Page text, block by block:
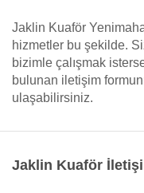
Jaklin Kuaför
hizmetler bu şekilde.
bizimle çalışmak
bulunan iletişim
ulaşabilirsiniz.
Jaklin Kuaför